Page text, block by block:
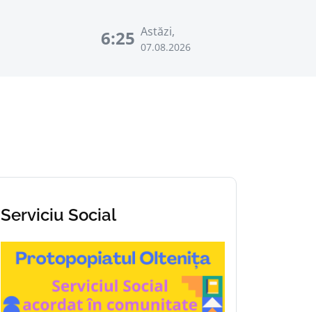
6:25 Astăzi,
07.08.2026
Serviciu Social